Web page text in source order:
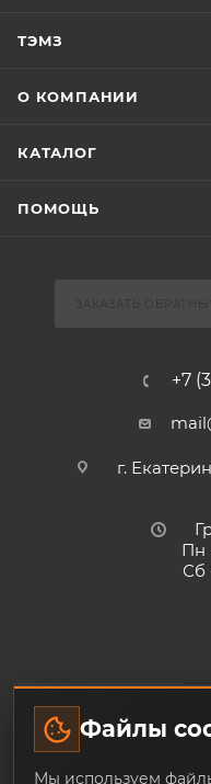
ТЭМЗ
О КОМПАНИИ
КАТАЛОГ
ПОМОЩЬ
+7
г.
Пн
Сб
Файлы
Мы используем